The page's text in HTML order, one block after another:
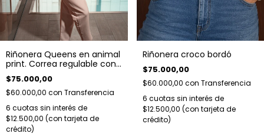
Riñonera Queens en animal
print. Correa regulable con
detalle de cadena.
$75.000,00
$60.000,00 con Transferencia
6 cuotas sin interés de
$12.500,00
Riñonera croco bordó
$75.000,00
$60.000,00 con Transferencia
6 cuotas sin interés de
$12.500,00